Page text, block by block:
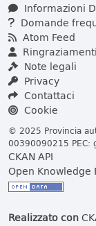
Informazioni
Domande
Atom Feed
Ringraziamenti
Note legali
Privacy
Contattaci
Cookie
© 2025 Provincia
00390090215 PEC:
CKAN API
Open Knowledge
Realizzato con